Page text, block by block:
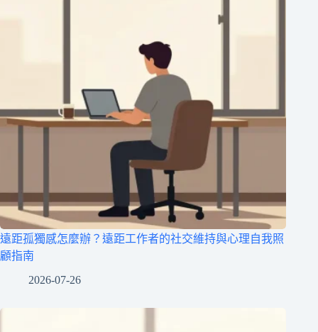
遠距孤獨感怎麼辦？遠距工作者的社交維持與心理自我照
顧指南
2026-07-26